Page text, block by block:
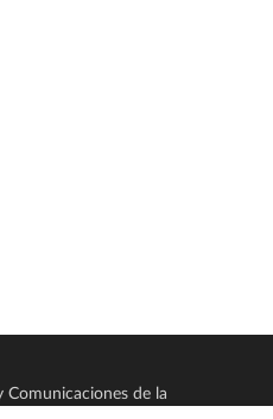
de la